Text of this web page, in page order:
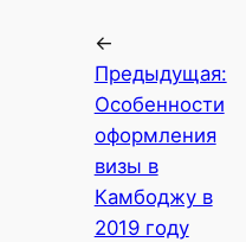
←
Предыдущая:
Особенности
оформления
визы в
Камбоджу в
2019 году